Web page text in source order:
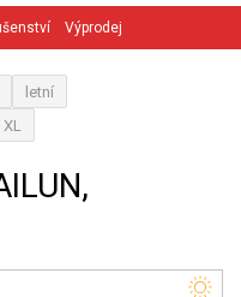
Výprodej
letní
XL